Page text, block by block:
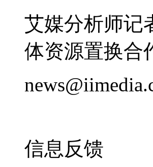
艾媒分析师记
体资源置换合
信息反馈